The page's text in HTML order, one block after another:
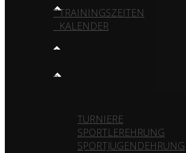
TRAININGSZEITEN
KALENDER
MEDIA
GALERIE
TURNIERE
SPORTLEREHRUNG
SPORTJUGENDEHRUNG